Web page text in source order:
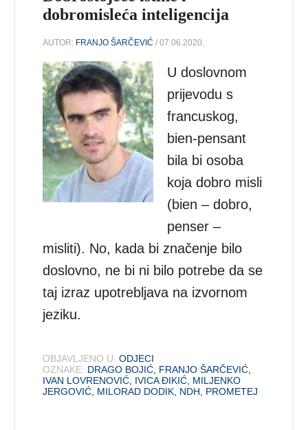
dobromisleća inteligencija
AUTOR: FRANJO ŠARČEVIĆ / 07.06.2020.
U doslovnom
prijevodu s
francuskog,
bien-pensant
bila bi osoba
koja dobro misli
(bien – dobro,
penser –
misliti). No, kada bi značenje bilo
doslovno, ne bi ni bilo potrebe da se
taj izraz upotrebljava na izvornom
jeziku.
OBJAVLJENO U: ODJECI
OZNAKE: DRAGO BOJIĆ FRANJO ŠARČEVIĆ
IVAN LOVRENOVIĆ IVICA ĐIKIĆ MILJENKO
JERGOVIĆ MILORAD DODIK NDH PROMETEJ